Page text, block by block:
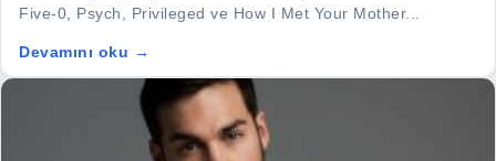
Five-0, Psych, Privileged ve How I Met Your Mother...
Devamını oku →